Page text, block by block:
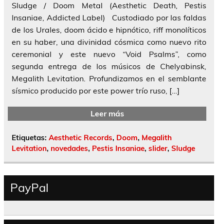
Sludge / Doom Metal (Aesthetic Death, Pestis
Insaniae, Addicted Label) Custodiado por las faldas
de los Urales, doom ácido e hipnótico, riff monolíticos
en su haber, una divinidad cósmica como nuevo rito
ceremonial y este nuevo “Void Psalms”, como
segunda entrega de los músicos de Chelyabinsk,
Megalith Levitation. Profundizamos en el semblante
sísmico producido por este power trío ruso, […]
Leer más
Etiquetas: Aesthetic Records, Doom, Megalith
Levitation, novedades, Pestis Insaniae, slider, Sludge
PayPal